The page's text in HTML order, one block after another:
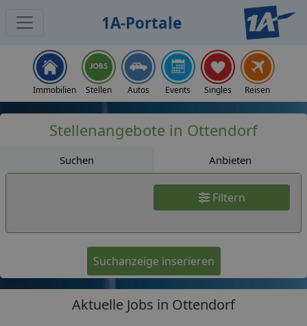
1A-Portale
Immobilien Stellen Autos Events Singles Reisen
Stellenangebote in Ottendorf
Suchen Anbieten
Filtern
Suchanzeige inserieren
Aktuelle Jobs in Ottendorf